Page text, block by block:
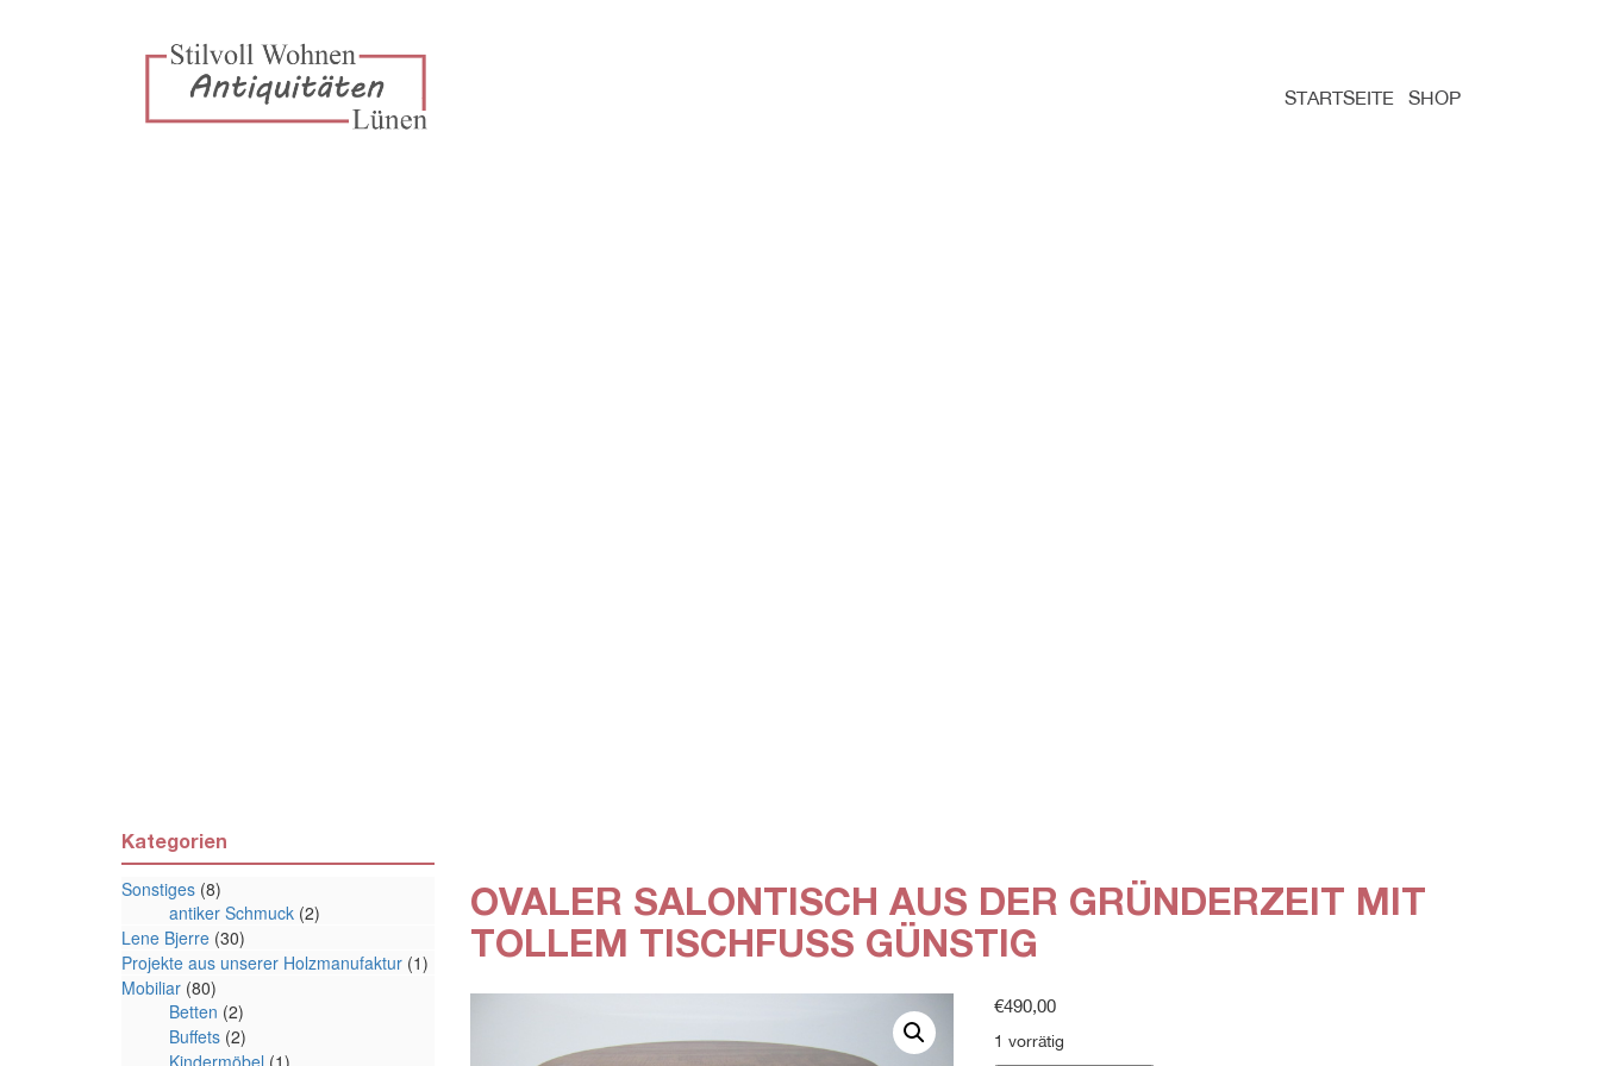
STARTSEITE SHOP
Kategorien
Sonstiges (8)
antiker Schmuck (2)
Lene Bjerre (30)
Projekte aus unserer Holzmanufaktur (1)
Mobiliar (80)
Betten (2)
Buffets (2)
Kindermöbel (1)
OVALER SALONTISCH AUS DER GRÜNDERZEIT MIT
TOLLEM TISCHFUSS GÜNSTIG
€490,00
1 vorrätig